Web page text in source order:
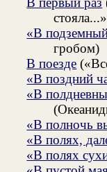
«В
гробом)
В поезде
«В поздний
«В
«В полночь
«В полях,
«В полях